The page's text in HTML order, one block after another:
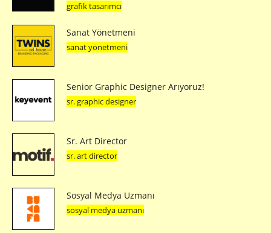
grafik tasarımcı
Sanat Yönetmeni
sanat yönetmeni
Senior Graphic Designer Arıyoruz!
sr. graphic designer
Sr. Art Director
sr. art director
Sosyal Medya Uzmanı
sosyal medya uzmanı